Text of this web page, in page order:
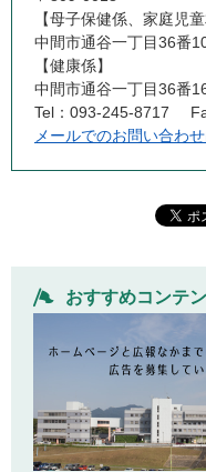
【母子保健係、家庭児
中間市通谷一丁目36番
【健康係
中間市通谷一丁目36番
Tel：093-245-8717
メールでのお問い合わ
おすすめコンテ